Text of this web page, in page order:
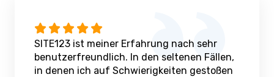
SITE123 ist meiner Erfahrung nach sehr
benutzerfreundlich. In den seltenen Fällen,
in denen ich auf Schwierigkeiten gestoßen